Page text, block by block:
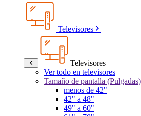
Televisores
Televisores
Ver todo en televisores
Tamaño de pantalla (Pulgadas)
menos de 42"
42" a 48"
49" a 60"